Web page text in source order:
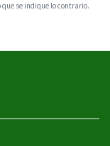
se indique lo contrario.